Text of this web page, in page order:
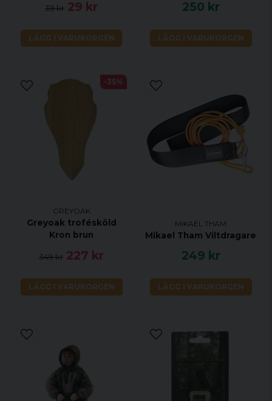
39 kr 29 kr
LÄGG I VARUKORGEN
250 kr
LÄGG I VARUKORGEN
GREYOAK
Greyoak trofésköld
Kron brun
349 kr 227 kr
LÄGG I VARUKORGEN
-35%
MIKAEL THAM
Mikael Tham Viltdragare
249 kr
LÄGG I VARUKORGEN